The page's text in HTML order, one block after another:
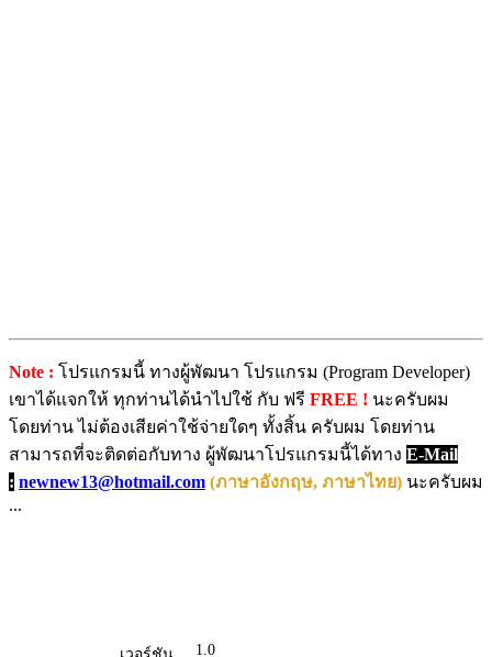
Note : โปรแกรมนี้ ทางผู้พัฒนา โปรแกรม (Program Developer)
เขาได้แจกให้ ทุกท่านได้นำไปใช้ กับ ฟรี FREE ! นะครับผม
โดยท่าน ไม่ต้องเสียค่าใช้จ่ายใดๆ ทั้งสิ้น ครับผม โดยท่าน
สามารถที่จะติดต่อกับทาง ผู้พัฒนาโปรแกรมนี้ได้ทาง E-Mail
: newnew13@hotmail.com (ภาษาอังกฤษ, ภาษาไทย) นะครับผม
...
1.0